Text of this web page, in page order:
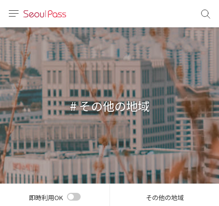
体)
文 (台灣)
# その他の地域
即時利用OK その他の地域